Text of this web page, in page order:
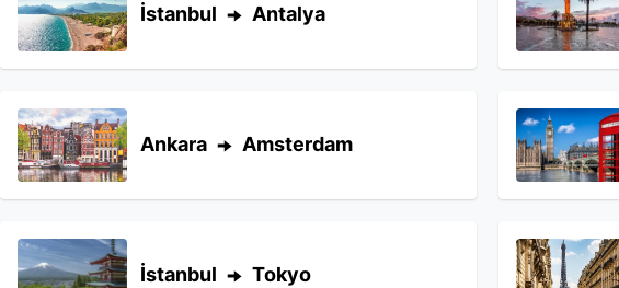
İstanbul Antalya
Ankara Amsterdam
İstanbul Tokyo